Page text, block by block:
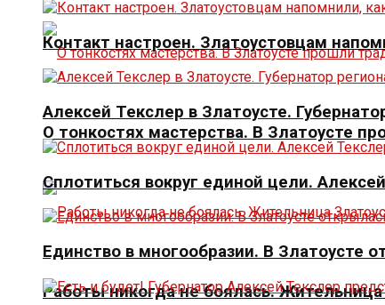
О тонкостях мастерства. В Златоусте
Работы никогда не боялась.
Контакт настроен. Златоустовцам
Алексей Текслер в Златоусте.
Сплотиться вокруг единой цели.
Единство в многообразии. В Златоусте